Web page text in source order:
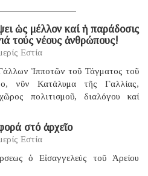
ὡς μέλλον καί ἡ παράδοσις
τούς νέους ἀνθρώπους!
Εστία
Ἱπποτῶν τοῦ Τάγματος τοῦ
νῦν Κατάλυμα τῆς Γαλλίας,
πολιτισμοῦ, διαλόγου καί
στό ἀρχεῖο
Εστία
ὁ Εἰσαγγελεύς τοῦ Ἀρείου